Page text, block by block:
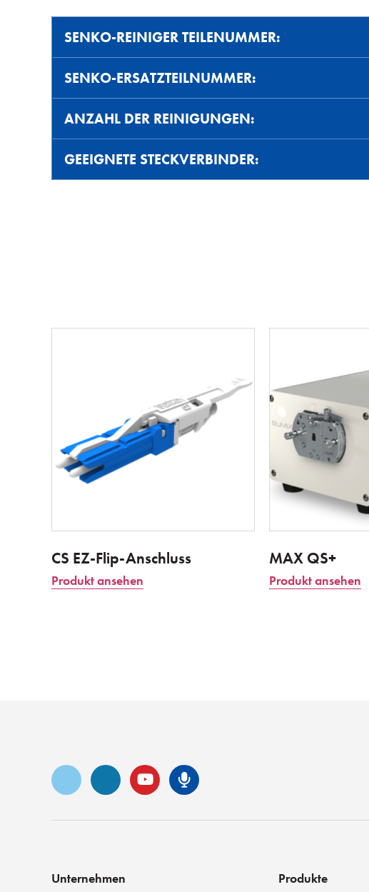
SENKO-REINIGER TEILENUMMER:
SENKO-ERSATZTEILNUMMER:
ANZAHL DER REINIGUNGEN:
GEEIGNETE STECKVERBINDER:
CS EZ-Flip-Anschluss
Produkt ansehen
MAX QS+
Produkt ansehen
Vimeo LinkedInYouTubeSenko-Podcast
Unternehmen Produkte